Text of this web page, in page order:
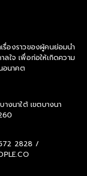
รื่องราวของผู้คนย่อมนำ
ลใจ เพื่อก่อให้เกิดความ
อนาคต
งนาใต้ เขตบางนา
2828 /